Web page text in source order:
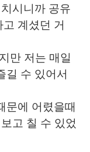
시니까 공유
계셨던 거
만 저는 매일
길 수 있어서
문에 어렸을때
고 칠 수 있었